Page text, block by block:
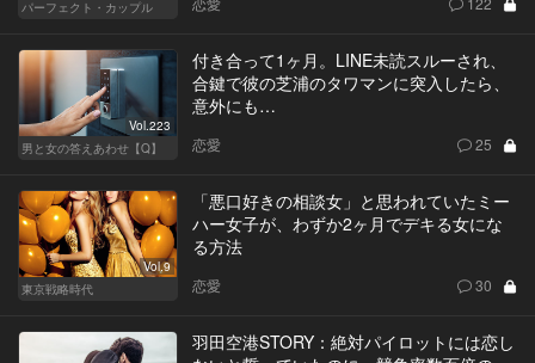
パーフェクト・カップル
Vol.223
男と女の答えあわせ【Q】
付き合って1ヶ月。LINE未読スルーされ、
合鍵で彼の芝浦のタワマンに突入したら、
意外にも…
恋愛 25
Vol.9
東京戦略時代
「悪口好きの相談女」と思われていたミー
ハー女子が、わずか2ヶ月でデキる女にな
る方法
恋愛 30
羽田空港STORY：絶対パイロットには恋し